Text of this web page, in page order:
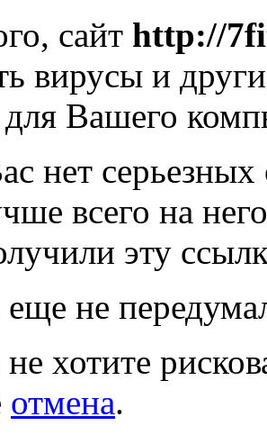
сайт http://
вирусы и
Вашего
нет
всего на
эту
не
хотите
отмена.